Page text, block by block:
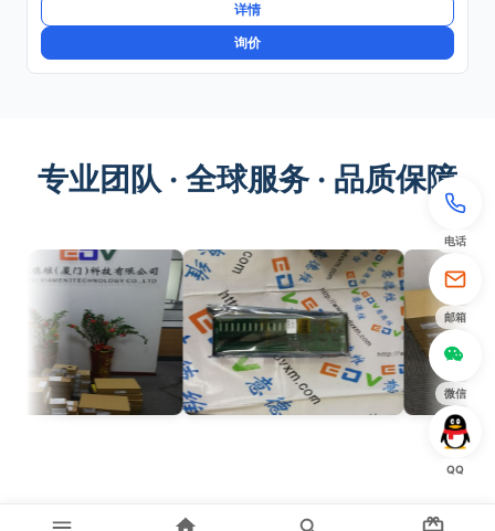
详情
询价
专业团队 · 全球服务 · 品质保障
电话
邮箱
微信
QQ